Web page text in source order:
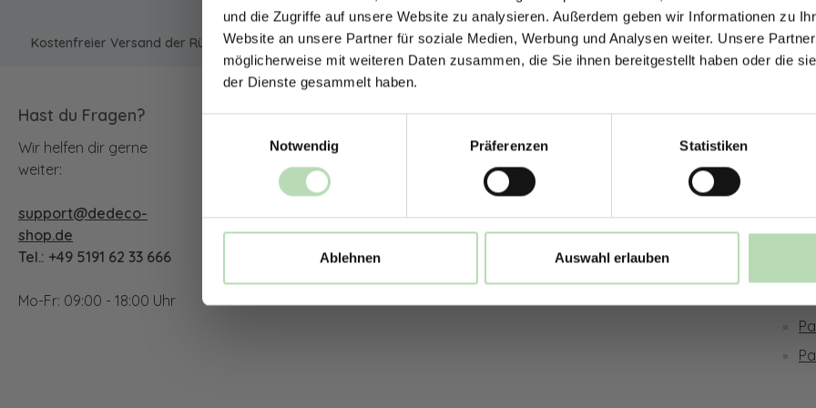
und die Zugriffe auf unsere Website zu analysieren. Außerdem geben wir Informationen zu
Website an unsere Partner für soziale Medien, Werbung und Analysen weiter. Unsere
möglicherweise mit weiteren Daten zusammen, die Sie ihnen bereitgestellt haben oder die
der Dienste gesammelt haben.
Notwendig
Präferenzen Statistiken
Ablehnen Auswahl erlauben
Kostenfreier Versand der Rückwände in Deutschland | Expressversand möglich Hochwertige Qualität | Millimetergenau
Rechtliches
Impressum
Widerruf
AGB
Hast du Fragen?
Wir helfen dir gerne
weiter:
support@dedeco-
shop.de
Tel.: +49 5191 62 33 666
Mo-Fr: 09:00 - 18:00 Uhr
Unsere Communities
FacebookInstagram
TikTok
Jetzt zum Newsletter
Mit der Anmeldung erklärst du dich damit
E-Mails von uns zu erhalten.